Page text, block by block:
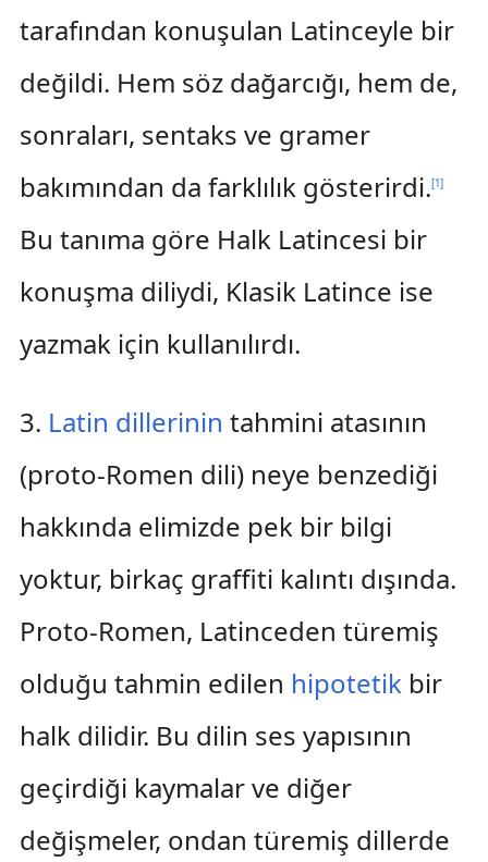
tarafından konuşulan Latinceyle bir
değildi. Hem söz dağarcığı, hem de,
sonraları, sentaks ve gramer
bakımından da farklılık gösterirdi.[1]
Bu tanıma göre Halk Latincesi bir
konuşma diliydi, Klasik Latince ise
yazmak için kullanılırdı.
3. Latin dillerinin tahmini atasının
(proto-Romen dili) neye benzediği
hakkında elimizde pek bir bilgi
yoktur, birkaç graffiti kalıntı dışında.
Proto-Romen, Latinceden türemiş
olduğu tahmin edilen hipotetikbir
halk dilidir. Bu dilin ses yapısının
geçirdiği kaymalar ve diğer
değişmeler, ondan türemiş dillerde